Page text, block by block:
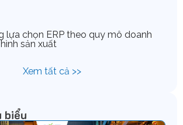
lựa chọn ERP theo quy mô doanh
sản xuất
Xem tất cả >>
biểu